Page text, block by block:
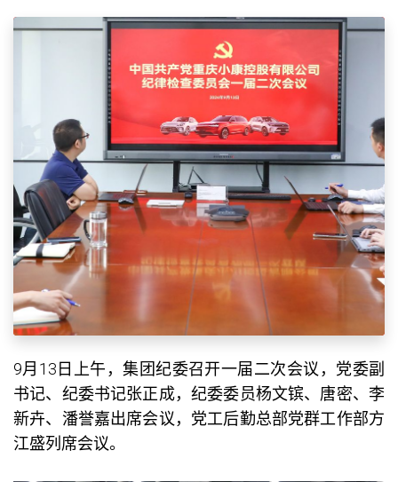
9月13日上午，集团纪委召开一届二次会议，党委副
书记、纪委书记张正成，纪委委员杨文镔、唐密、李
新卉、潘誉嘉出席会议，党工后勤总部党群工作部方
江盛列席会议。